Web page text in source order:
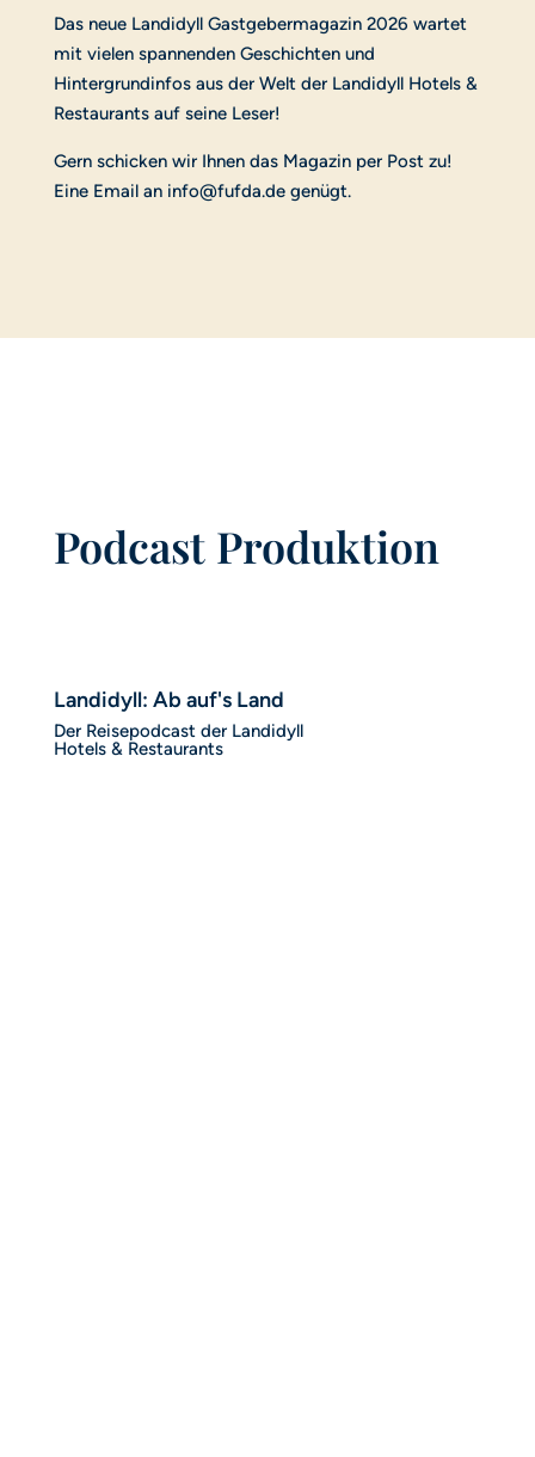
Das neue Landidyll Gastgebermagazin 2026 wartet
mit vielen spannenden Geschichten und
Hintergrundinfos aus der Welt der Landidyll Hotels &
Restaurants auf seine Leser!
​Gern schicken wir Ihnen das Magazin per Post zu!
Eine Email an info@fufda.de genügt.
Podcast Produktion
Landidyll: Ab auf's Land
Der Reisepodcast der Landidyll
Hotels & Restaurants